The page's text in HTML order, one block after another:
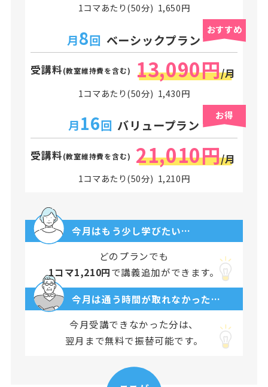
1コマあたり(50分) 1,650円
おすすめ
月8回 ベーシックプラン
受講料(教室維持費を含む) 13,090円/月
1コマあたり(50分) 1,430円
お得
月16回 バリュープラン
受講料(教室維持費を含む) 21,010円/月
1コマあたり(50分) 1,210円
今月はもう少し学びたい…
どのプランでも
1コマ1,210円で講義追加ができます。
今月は通う時間が取れなかった…
今月受講できなかった分は、
翌月まで無料で振替可能です。